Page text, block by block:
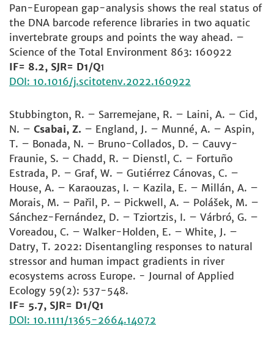
Pan-European gap-analysis shows the real status of
the DNA barcode reference libraries in two aquatic
invertebrate groups and points the way ahead. –
Science of the Total Environment 863: 160922
IF= 8.2, SJR= D1/Q1
DOI: 10.1016/j.scitotenv.2022.160922
Stubbington, R. – Sarremejane, R. – Laini, A. – Cid,
N. – Csabai, Z. – England, J. – Munné, A. – Aspin,
T. – Bonada, N. – Bruno-Collados, D. – Cauvy-
Fraunie, S. – Chadd, R. – Dienstl, C. – Fortuño
Estrada, P. – Graf, W. – Gutiérrez Cánovas, C. –
House, A. – Karaouzas, I. – Kazila, E. – Millán, A. –
Morais, M. – Pařil, P. – Pickwell, A. – Polášek, M. –
Sánchez-Fernández, D. – Tziortzis, I. – Várbró, G. –
Voreadou, C. – Walker-Holden, E. – White, J. –
Datry, T. 2022: Disentangling responses to natural
stressor and human impact gradients in river
ecosystems across Europe. - Journal of Applied
Ecology 59(2): 537-548.
IF= 5.7, SJR= D1/Q1
DOI: 10.1111/1365-2664.14072